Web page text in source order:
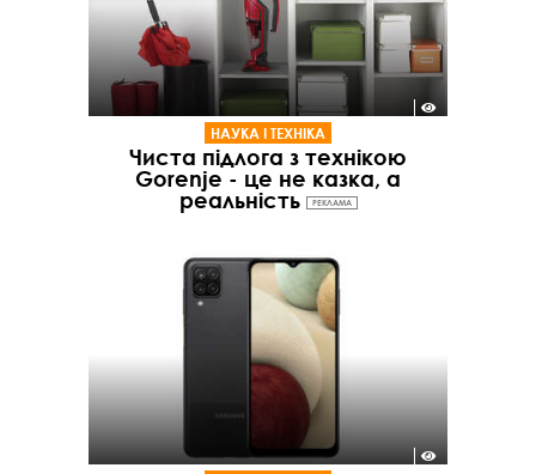
НАУКА І ТЕХНІКА
Чиста підлога з технікою
Gorenje - це не казка, а
реальність
РЕКЛАМА